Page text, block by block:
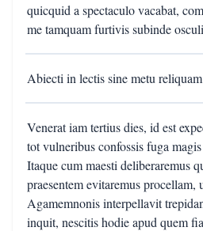
quicquid a spectaculo vacabat,
me tamquam furtivis subinde
Abiecti in lectis sine metu
Venerat iam tertius dies, id est
tot vulneribus confossis fuga
Itaque cum maesti deliberaremus
praesentem evitaremus procellam,
Agamemnonis interpellavit
inquit, nescitis hodie apud quem